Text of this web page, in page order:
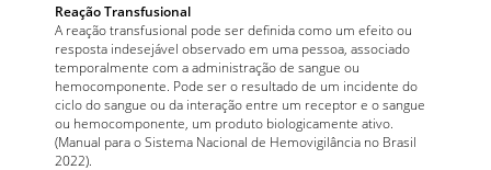
Reação Transfusional
A reação transfusional pode ser definida como um efeito ou
resposta indesejável observado em uma pessoa, associado
temporalmente com a administração de sangue ou
hemocomponente. Pode ser o resultado de um incidente do
ciclo do sangue ou da interação entre um receptor e o sangue
ou hemocomponente, um produto biologicamente ativo.
(Manual para o Sistema Nacional de Hemovigilância no Brasil
2022).